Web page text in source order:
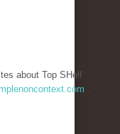
about Top SHelf
.